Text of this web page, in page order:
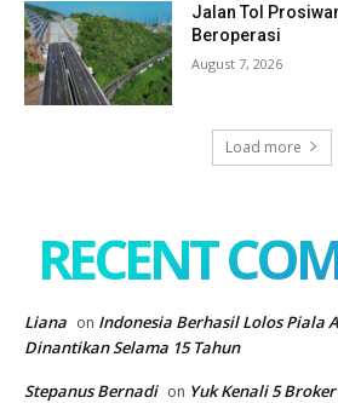
Jalan Tol
Beroperasi
August 7, 2026
Load more
RECENT
Liana on Indonesia Berhasil Lolos Piala
Dinantikan Selama 15 Tahun
Stepanus Bernadi on Yuk Kenali 5